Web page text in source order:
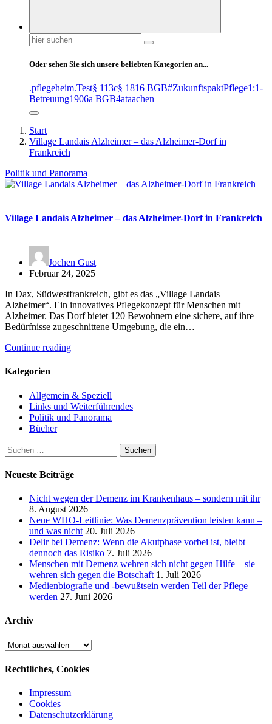
Suchen
nach:
Oder sehen Sie sich unsere beliebten Kategorien an...
.pflegeheim.Test§ 113c§ 1816 BGB#ZukunftspaktPflege1:1-
Betreuung1906a BGB4ataachen
Start
Village Landais Alzheimer – das Alzheimer-Dorf in
Frankreich
Politik und Panorama
Village Landais Alzheimer – das Alzheimer-Dorf in Frankreich
Jochen Gust
Februar 24, 2025
In Dax, Südwestfrankreich, gibt es das „Village Landais
Alzheimer“. Ein innovatives Pflegekonzept für Menschen mit
Alzheimer. Das Dorf bietet 120 Bewohnern eine sichere, auf ihre
Bedürfnisse zugeschnittene Umgebung, die ein…
Continue reading
Kategorien
Allgemein & Speziell
Links und Weiterführendes
Politik und Panorama
Bücher
Suchen
nach:
Neueste Beiträge
Nicht wegen der Demenz im Krankenhaus – sondern mit ihr
8. August 2026
Neue WHO-Leitlinie: Was Demenzprävention leisten kann –
und was nicht 20. Juli 2026
Delir bei Demenz: Wenn die Akutphase vorbei ist, bleibt
dennoch das Risiko 7. Juli 2026
Menschen mit Demenz wehren sich nicht gegen Hilfe – sie
wehren sich gegen die Botschaft 1. Juli 2026
Medienbiografie und -bewußtsein werden Teil der Pflege
werden 27. Juni 2026
Archiv
Archiv
Rechtliches, Cookies
Impressum
Cookies
Datenschutzerklärung